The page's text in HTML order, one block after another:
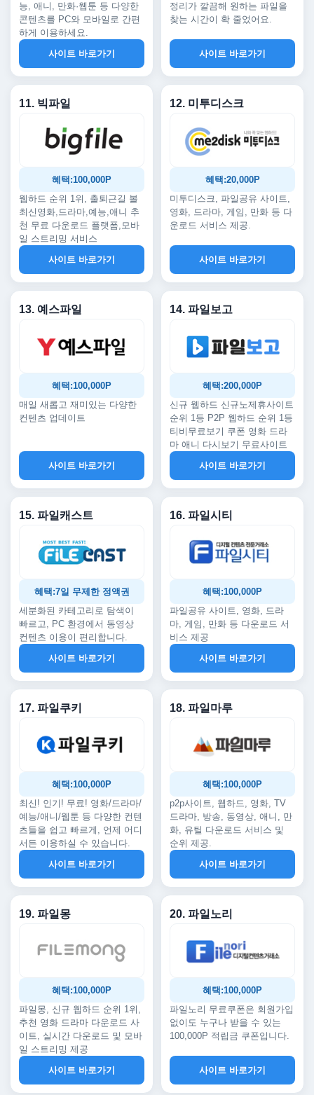
능, 애니, 만화·웹툰 등 다양한
콘텐츠를 PC와 모바일로 간편
하게 이용하세요.
사이트 바로가기
정리가 깔끔해 원하는 파일을
찾는 시간이 확 줄었어요.
사이트 바로가기
11. 빅파일
혜택:100,000P
웹하드 순위 1위, 출퇴근길 볼
최신영화,드라마,예능,애니 추
천 무료 다운로드 플랫폼,모바
일 스트리밍 서비스
사이트 바로가기
12. 미투디스크
혜택:20,000P
미투디스크, 파일공유 사이트,
영화, 드라마, 게임, 만화 등 다
운로드 서비스 제공.
사이트 바로가기
13. 예스파일
혜택:100,000P
매일 새롭고 재미있는 다양한
컨텐츠 업데이트
사이트 바로가기
14. 파일보고
혜택:200,000P
신규 웹하드 신규노제휴사이트
순위 1등 P2P 웹하드 순위 1등
티비무료보기 쿠폰 영화 드라
마 애니 다시보기 무료사이트
사이트 바로가기
15. 파일캐스트
혜택:7일 무제한 정액권
세분화된 카테고리로 탐색이
빠르고, PC 환경에서 동영상
컨텐츠 이용이 편리합니다.
사이트 바로가기
16. 파일시티
혜택:100,000P
파일공유 사이트, 영화, 드라
마, 게임, 만화 등 다운로드 서
비스 제공
사이트 바로가기
17. 파일쿠키
혜택:100,000P
최신! 인기! 무료! 영화/드라마/
예능/애니/웹툰 등 다양한 컨텐
츠들을 쉽고 빠르게, 언제 어디
서든 이용하실 수 있습니다.
사이트 바로가기
18. 파일마루
혜택:100,000P
p2p사이트, 웹하드, 영화, TV
드라마, 방송, 동영상, 애니, 만
화, 유틸 다운로드 서비스 및
순위 제공.
사이트 바로가기
19. 파일몽
혜택:100,000P
파일몽, 신규 웹하드 순위 1위,
추천 영화 드라마 다운로드 사
이트, 실시간 다운로드 및 모바
일 스트리밍 제공
사이트 바로가기
20. 파일노리
혜택:100,000P
파일노리 무료쿠폰은 회원가입
없이도 누구나 받을 수 있는
100,000P 적립금 쿠폰입니다.
사이트 바로가기